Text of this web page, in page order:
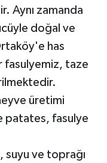
Aynı zamanda
doğal ve
has
fasulyemiz, taze
üretimi
patates, fasulye
suyu ve toprağı